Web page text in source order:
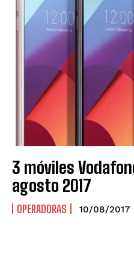
3 móviles
agosto 2017
OPERADORAS 10/08/2017